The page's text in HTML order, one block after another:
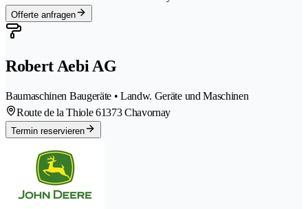
Offerte anfragen
Robert Aebi AG
Baumaschinen Baugeräte • Landw. Geräte und Maschinen
Route de la Thiole 61373 Chavornay
Termin reservieren